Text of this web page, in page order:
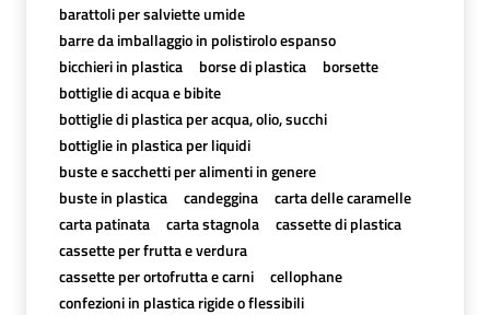
barattoli per salviette umide
barre da imballaggio in polistirolo espanso
bicchieri in plastica
borse di plastica
borsette
bottiglie di acqua e bibite
bottiglie di plastica per acqua, olio, succhi
bottiglie in plastica per liquidi
buste e sacchetti per alimenti in genere
buste in plastica
candeggina
carta delle caramelle
carta patinata
carta stagnola
cassette di plastica
cassette per frutta e verdura
cassette per ortofrutta e carni
cellophane
confezioni in plastica rigide o flessibili